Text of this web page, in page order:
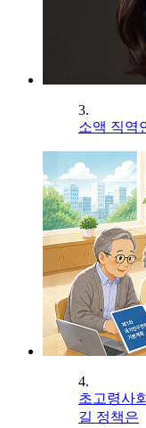
3.
소액 직역
4.
초고령사
길 정책은